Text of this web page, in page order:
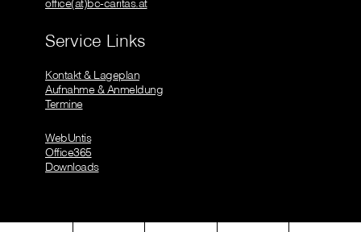
office(at)bc-caritas.at
Service Links
Kontakt & Lageplan
Aufnahme & Anmeldung
Termine
WebUntis
Office365
Downloads